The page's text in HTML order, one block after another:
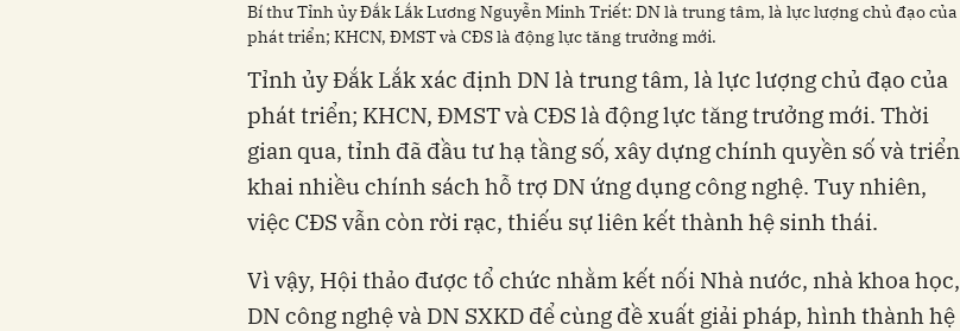
Bí thư Tỉnh ủy Đắk Lắk Lương Nguyễn Minh Triết: DN là trung tâm, là lực lượng chủ đạo của
phát triển; KHCN, ĐMST và CĐS là động lực tăng trưởng mới.
Tỉnh ủy Đắk Lắk xác định DN là trung tâm, là lực lượng chủ đạo của
phát triển; KHCN, ĐMST và CĐS là động lực tăng trưởng mới. Thời
gian qua, tỉnh đã đầu tư hạ tầng số, xây dựng chính quyền số và triển
khai nhiều chính sách hỗ trợ DN ứng dụng công nghệ. Tuy nhiên,
việc CĐS vẫn còn rời rạc, thiếu sự liên kết thành hệ sinh thái.
Vì vậy, Hội thảo được tổ chức nhằm kết nối Nhà nước, nhà khoa học,
DN công nghệ và DN SXKD để cùng đề xuất giải pháp, hình thành hệ